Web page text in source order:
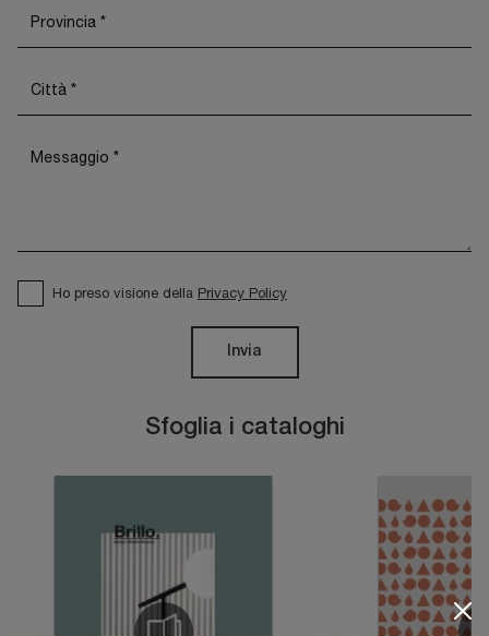
Sfoglia i cataloghi
Ho preso visione della Privacy Policy
Invia